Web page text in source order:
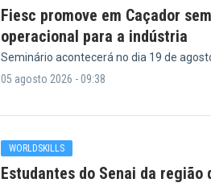
Fiesc promove em Caçador
operacional para a indústria
Seminário acontecerá no dia 19 de
05 agosto 2026 - 09:38
WORLDSKILLS
Estudantes do Senai da